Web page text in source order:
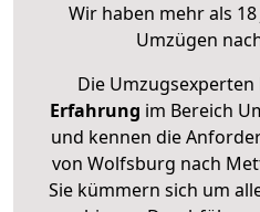
Wir haben mehr als
Umzügen
Die Umzugsexperten
Erfahrung im Bereich
und kennen die
von Wolfsburg nach
Sie kümmern sich um